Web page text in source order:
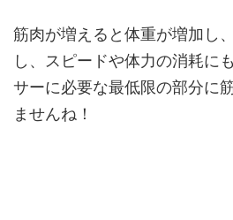
筋肉が増えると体重が増加し
し、スピードや体力の消耗に
サーに必要な最低限の部分に
ませんね！